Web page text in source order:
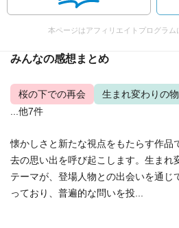
本ページはアフィリエイトプログラム
みんなの感想まとめ
桜の下での再会 生まれ変わりの
...他7件
懐かしさと新たな視点をもたらす作品
去の思い出を呼び起こします。生まれ
テーマが、登場人物との出会いを通じ
っており、普遍的な問いを投...